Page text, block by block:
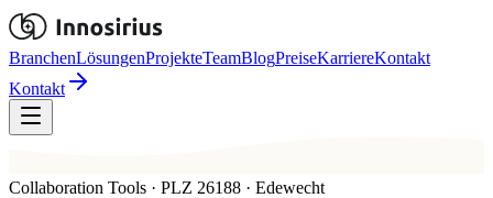
BranchenLösungenProjekteTeamBlogPreiseKarriereKontakt
Kontakt
Collaboration Tools · PLZ 26188 · Edewecht